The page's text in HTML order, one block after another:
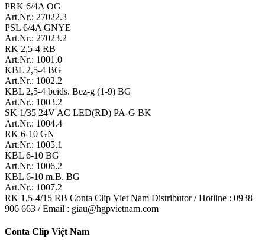
PRK 6/4A OG
Art.Nr.: 27022.3
PSL 6/4A GNYE
Art.Nr.: 27023.2
RK 2,5-4 RB
Art.Nr.: 1001.0
KBL 2,5-4 BG
Art.Nr.: 1002.2
KBL 2,5-4 beids. Bez-g (1-9) BG
Art.Nr.: 1003.2
SK 1/35 24V AC LED(RD) PA-G BK
Art.Nr.: 1004.4
RK 6-10 GN
Art.Nr.: 1005.1
KBL 6-10 BG
Art.Nr.: 1006.2
KBL 6-10 m.B. BG
Art.Nr.: 1007.2
RK 1,5-4/15 RB Conta Clip Viet Nam Distributor / Hotline : 0938
906 663 / Email : giau@hgpvietnam.com
Conta Clip Việt Nam